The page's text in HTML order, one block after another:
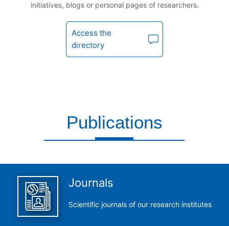
initiatives, blogs or personal pages of researchers.
Access the
directory
Publications
Journals
Scientific journals of our research institutes